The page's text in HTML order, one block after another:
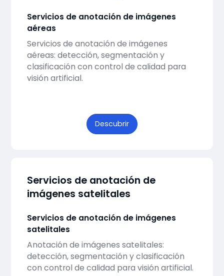
Servicios de anotación de imágenes
aéreas
Servicios de anotación de imágenes
aéreas: detección, segmentación y
clasificación con control de calidad para
visión artificial.
Descubrir
Servicios de anotación de
imágenes satelitales
Servicios de anotación de imágenes
satelitales
Anotación de imágenes satelitales:
detección, segmentación y clasificación
con control de calidad para visión artificial.